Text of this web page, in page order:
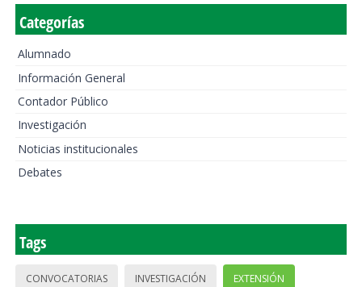
Categorías
Alumnado
Información General
Contador Público
Investigación
Noticias institucionales
Debates
Tags
CONVOCATORIAS INVESTIGACIÓN EXTENSIÓN